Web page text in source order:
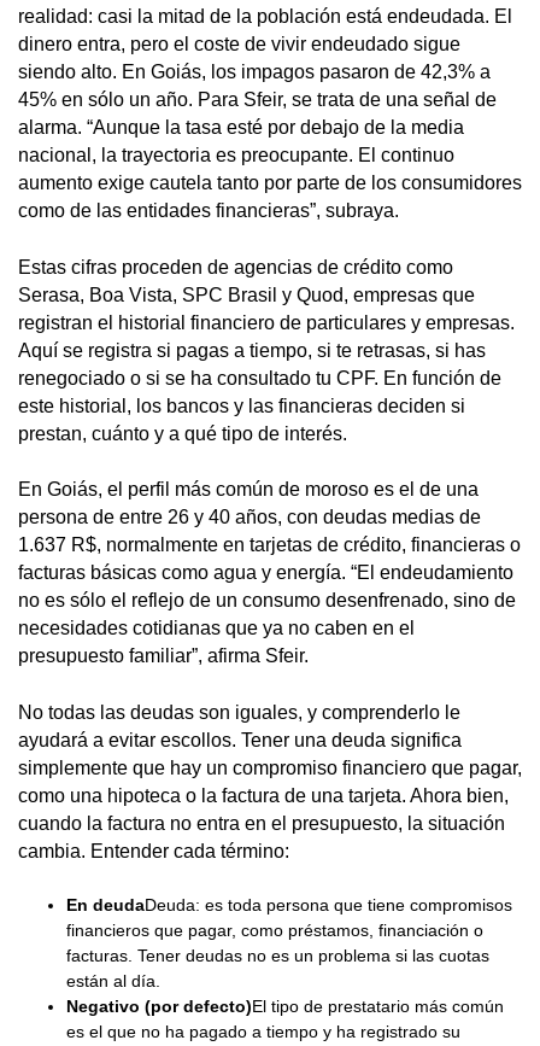
realidad: casi la mitad de la población está endeudada. El
dinero entra, pero el coste de vivir endeudado sigue
siendo alto. En Goiás, los impagos pasaron de 42,3% a
45% en sólo un año. Para Sfeir, se trata de una señal de
alarma. “Aunque la tasa esté por debajo de la media
nacional, la trayectoria es preocupante. El continuo
aumento exige cautela tanto por parte de los consumidores
como de las entidades financieras”, subraya.
Estas cifras proceden de agencias de crédito como
Serasa, Boa Vista, SPC Brasil y Quod, empresas que
registran el historial financiero de particulares y empresas.
Aquí se registra si pagas a tiempo, si te retrasas, si has
renegociado o si se ha consultado tu CPF. En función de
este historial, los bancos y las financieras deciden si
prestan, cuánto y a qué tipo de interés.
En Goiás, el perfil más común de moroso es el de una
persona de entre 26 y 40 años, con deudas medias de
1.637 R$, normalmente en tarjetas de crédito, financieras o
facturas básicas como agua y energía. “El endeudamiento
no es sólo el reflejo de un consumo desenfrenado, sino de
necesidades cotidianas que ya no caben en el
presupuesto familiar”, afirma Sfeir.
No todas las deudas son iguales, y comprenderlo le
ayudará a evitar escollos. Tener una deuda significa
simplemente que hay un compromiso financiero que pagar,
como una hipoteca o la factura de una tarjeta. Ahora bien,
cuando la factura no entra en el presupuesto, la situación
cambia. Entender cada término:
En deudaDeuda: es toda persona que tiene compromisos
financieros que pagar, como préstamos, financiación o
facturas. Tener deudas no es un problema si las cuotas
están al día.
Negativo (por defecto)El tipo de prestatario más común
es el que no ha pagado a tiempo y ha registrado su